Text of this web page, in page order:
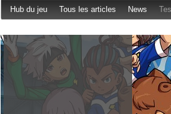
Hub du jeu Tous les articles News